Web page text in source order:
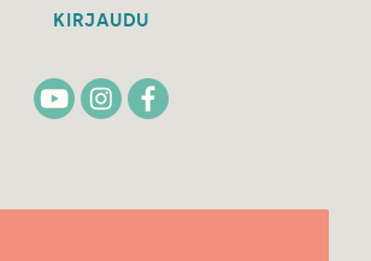
KIRJAUDU